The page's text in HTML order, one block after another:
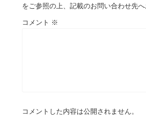
をご参照の上、記載のお問い合わせ先へ
コメント ※
コメントした内容は公開されません。